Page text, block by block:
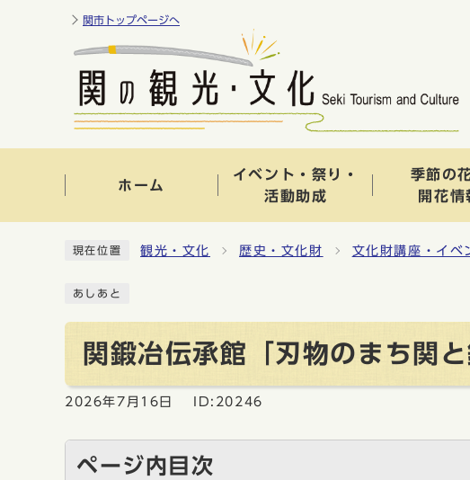
関市トップページへ
ホーム
イベント・祭り・
活動助成
季節の
開花情
現在位置 観光・文化 歴史・文化財 文化財講座・イベ
あしあと
関鍛冶伝承館「刃物のまち関
2026年7月16日 ID:20246
ページ内目次